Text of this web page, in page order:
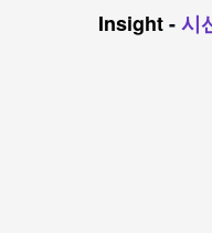
Insight-시